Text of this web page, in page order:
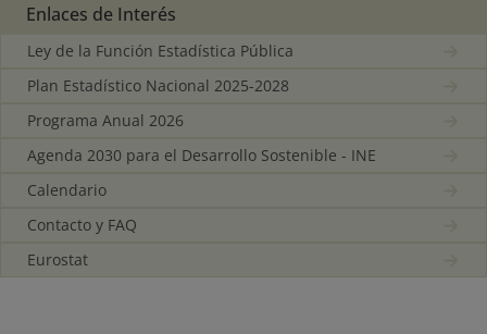
Enlaces de Interés
Ley de la Función Estadística Pública
Plan Estadístico Nacional 2025-2028
Programa Anual 2026
Agenda 2030 para el Desarrollo Sostenible - INE
Calendario
Contacto y FAQ
Eurostat